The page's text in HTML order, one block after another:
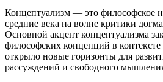
Концептуализм — это философское
средние века на волне критики
Основной акцент концептуализма
философских концепций в
открыло новые горизонты для
рассуждений и свободного